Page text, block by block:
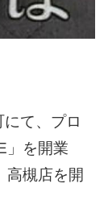
て、プロ
」を開業
高槻店を開